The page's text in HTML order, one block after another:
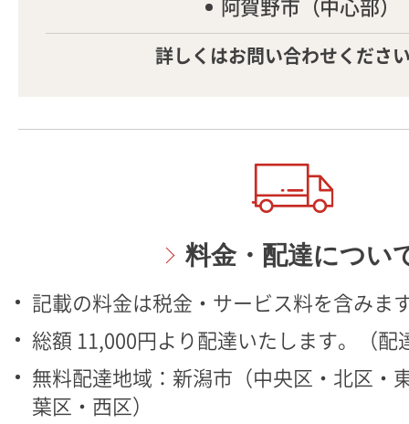
阿賀野市（中心部）
詳しくはお問い合わせくださ
料金・配達につい
記載の料金は税金・サービス料を含みま
総額 11,000円より配達いたします。（配
無料配達地域：新潟市（中央区・北区・
葉区・西区）